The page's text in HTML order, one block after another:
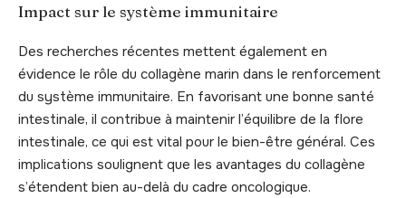
Impact sur le système immunitaire
Des recherches récentes mettent également en
évidence le rôle du collagène marin dans le renforcement
du système immunitaire. En favorisant une bonne santé
intestinale, il contribue à maintenir l’équilibre de la flore
intestinale, ce qui est vital pour le bien-être général. Ces
implications soulignent que les avantages du collagène
s’étendent bien au-delà du cadre oncologique.